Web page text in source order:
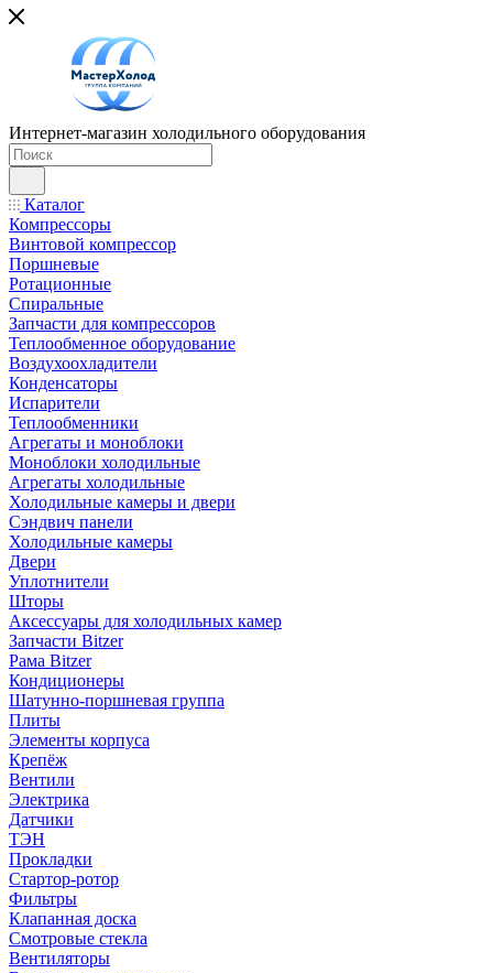
Интернет-магазин холодильного оборудования
Каталог
Компрессоры
Винтовой компрессор
Поршневые
Ротационные
Спиральные
Запчасти для компрессоров
Теплообменное оборудование
Воздухоохладители
Конденсаторы
Испарители
Теплообменники
Агрегаты и моноблоки
Моноблоки холодильные
Агрегаты холодильные
Холодильные камеры и двери
Сэндвич панели
Холодильные камеры
Двери
Уплотнители
Шторы
Аксессуары для холодильных камер
Запчасти Bitzer
Рама Bitzer
Кондиционеры
Шатунно-поршневая группа
Плиты
Элементы корпуса
Крепёж
Вентили
Электрика
Датчики
ТЭН
Прокладки
Стартор-ротор
Фильтры
Клапанная доска
Смотровые стекла
Вентиляторы